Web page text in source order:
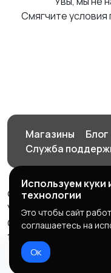
Смягчите условия
Магазины Блог
Служба
© 2026 Орен-АЙ -
Услуги
Создал Карусов Е.С
1235600008841
Правила сервиса
Используем
технологии
Это чтобы сайт
соглашаетесь на
Ок